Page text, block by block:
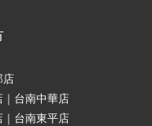
店
台南中華店
台南東平店